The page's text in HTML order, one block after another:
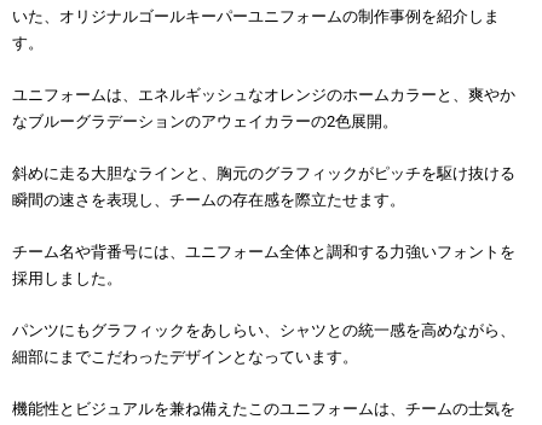
いた、オリジナルゴールキーパーユニフォームの制作事例を紹介しま
す。
ユニフォームは、エネルギッシュなオレンジのホームカラーと、爽やか
なブルーグラデーションのアウェイカラーの2色展開。
斜めに走る大胆なラインと、胸元のグラフィックがピッチを駆け抜ける
瞬間の速さを表現し、チームの存在感を際立たせます。
チーム名や背番号には、ユニフォーム全体と調和する力強いフォントを
採用しました。
パンツにもグラフィックをあしらい、シャツとの統一感を高めながら、
細部にまでこだわったデザインとなっています。
機能性とビジュアルを兼ね備えたこのユニフォームは、チームの士気を